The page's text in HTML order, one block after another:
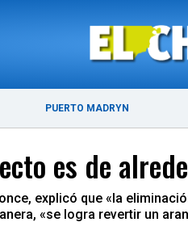
PUERTO MADRYN
es de
explicó que «la
«se logra revertir un